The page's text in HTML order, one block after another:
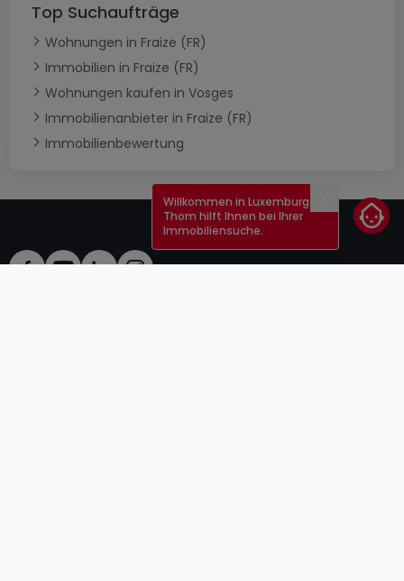
Top Suchaufträge
Wohnungen in Fraize (FR)
Immobilien in Fraize (FR)
Wohnungen kaufen in Vosges
Immobilienanbieter in Fraize (FR)
Immobilienbewertung
Schließen
Willkommen in Luxemburg!
Thom hilft Ihnen bei Ihrer
Immobiliensuche.